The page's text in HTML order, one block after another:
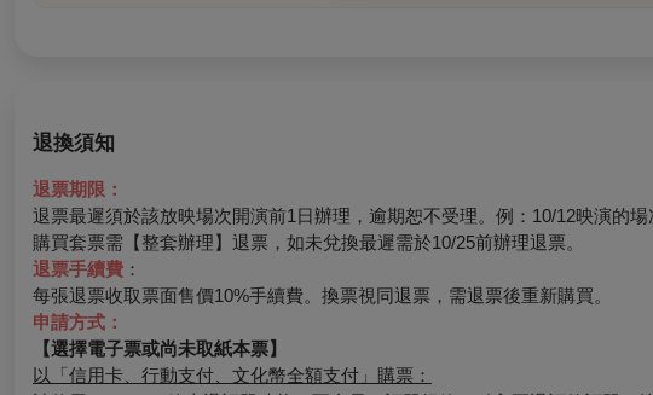
退換須知
退票期限：
退票最遲須於該放映場次開演前1日辦理，逾期恕不受理。例：10/12映演的場
購買套票需【整套辦理】退票，如未兌換最遲需於10/25前辦理退票。
退票手續費 ：
每張退票收取票面售價10%手續費。換票視同退票，需退票後重新購買。
申請方式：
【選擇電子票或尚未取紙本票】
以「信用卡、行動支付、文化幣全額支付」購票：